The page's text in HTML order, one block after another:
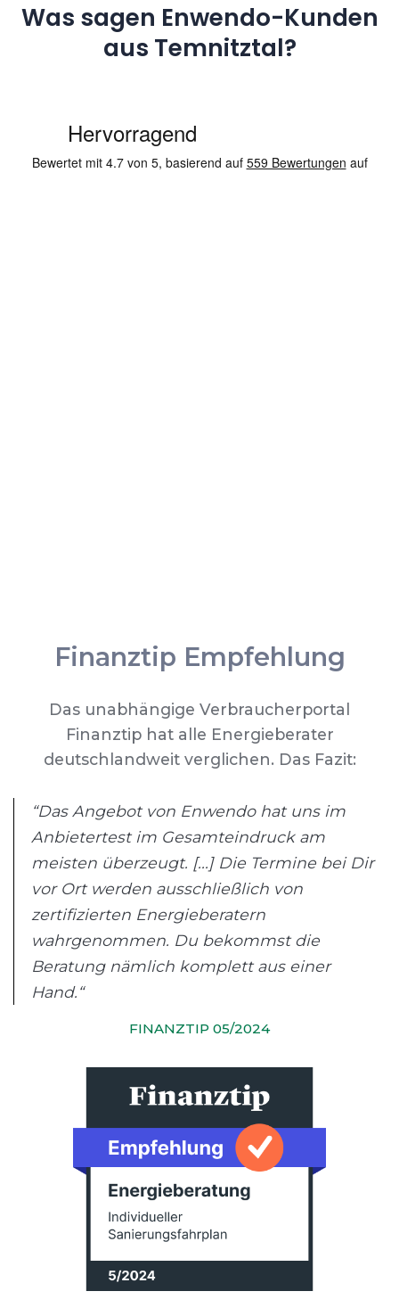
Was sagen Enwendo-Kunden
aus Temnitztal?
Finanztip Empfehlung
Das unabhängige Verbraucherportal
Finanztip hat alle Energieberater
deutschlandweit verglichen. Das Fazit:
“Das Angebot von Enwendo hat uns im
Anbietertest im Gesamteindruck am
meisten überzeugt. [...] Die Termine bei Dir
vor Ort werden ausschließlich von
zertifizierten Energieberatern
wahrgenommen. Du bekommst die
Beratung nämlich komplett aus einer
Hand.“
FINANZTIP 05/2024